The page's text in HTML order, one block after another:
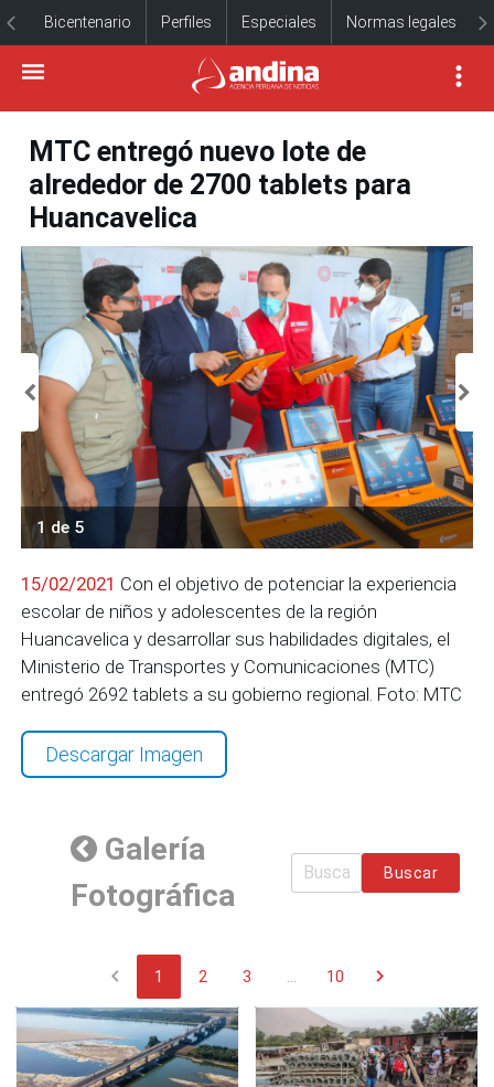
Bicentenario Perfiles Especiales Normas legales
MTC entregó nuevo lote de
alrededor de 2700 tablets para
Huancavelica
1 de 5
15/02/2021 Con el objetivo de potenciar la experiencia
escolar de niños y adolescentes de la región
Huancavelica y desarrollar sus habilidades digitales, el
Ministerio de Transportes y Comunicaciones (MTC)
entregó 2692 tablets a su gobierno regional. Foto: MTC
Descargar Imagen
Galería
Fotográfica
Buscar
chevron_left 1 2 3 10 chevron_right